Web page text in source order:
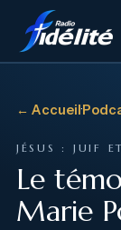
← Accueil·
JÉSUS : JUIF
Le
Marie